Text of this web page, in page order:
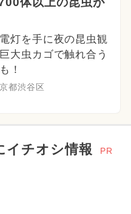
灯を手に夜の昆虫観
大虫カゴで触れ合う
！
都渋谷区
イチオシ情報 PR